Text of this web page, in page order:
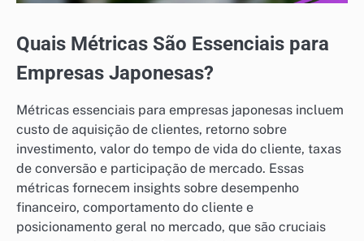
Quais Métricas São Essenciais para
Empresas Japonesas?
Métricas essenciais para empresas japonesas incluem
custo de aquisição de clientes, retorno sobre
investimento, valor do tempo de vida do cliente, taxas
de conversão e participação de mercado. Essas
métricas fornecem insights sobre desempenho
financeiro, comportamento do cliente e
posicionamento geral no mercado, que são cruciais